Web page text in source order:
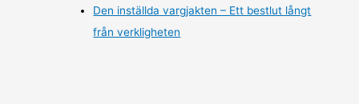
Den inställda vargjakten – Ett bestlut långt
från verkligheten